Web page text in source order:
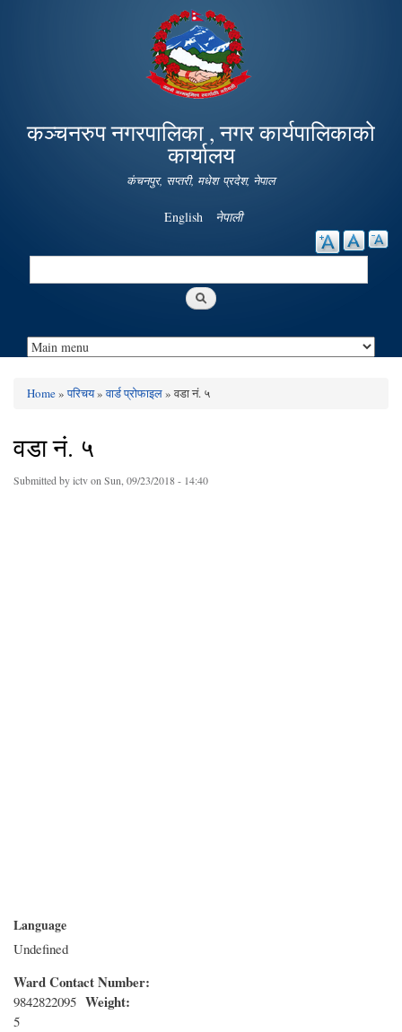
Skip to
main
content
कञ्चनरुप नगरपालिका , नगर कार्यपालिकाको
कार्यालय
कंचनपुर, सप्तरी, मधेश प्रदेश, नेपाल
English नेपाली
Search
Home»परिचय»वार्ड प्रोफाइल» वडा नं. ५
वडा नं. ५
Submitted byictvon Sun, 09/23/2018 - 14:40
Language
Undefined
Ward Contact Number:
9842822095 Weight:
5